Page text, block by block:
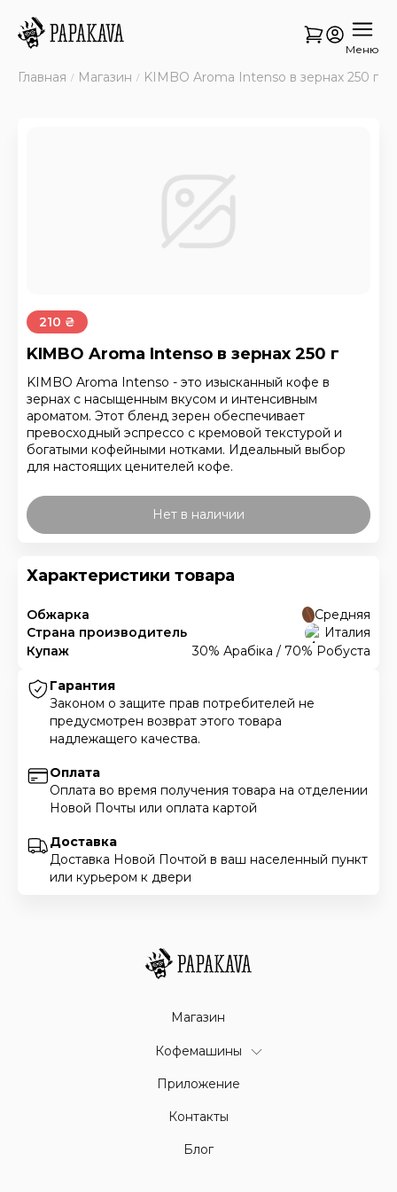
Меню
Главная Магазин KIMBO Aroma Intenso в зернах 250 г
210 ₴
KIMBO Aroma Intenso в зернах 250 г
KIMBO Aroma Intenso - это изысканный кофе в
зернах с насыщенным вкусом и интенсивным
ароматом. Этот бленд зерен обеспечивает
превосходный эспрессо с кремовой текстурой и
богатыми кофейными нотками. Идеальный выбор
для настоящих ценителей кофе.
Нет в наличии
Характеристики товара
Обжарка
Средняя
Страна производитель
Италия
Купаж
30% Арабіка / 70% Робуста
Гарантия
Законом о защите прав потребителей не
предусмотрен возврат этого товара
надлежащего качества.
Оплата
Оплата во время получения товара на отделении
Новой Почты или оплата картой
Доставка
Доставка Новой Почтой в ваш населенный пункт
или курьером к двери
Магазин
Кофемашины
Приложение
Контакты
Блог